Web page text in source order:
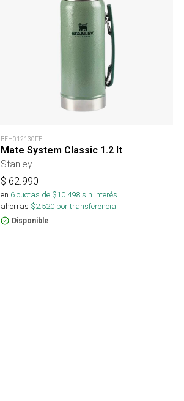
BEH012130FE
Mate System Classic 1.2 lt
Stanley
$ 62.990
en 6cuotas de $10.498sin interés
ahorras $2.520 por transferencia.
Disponible